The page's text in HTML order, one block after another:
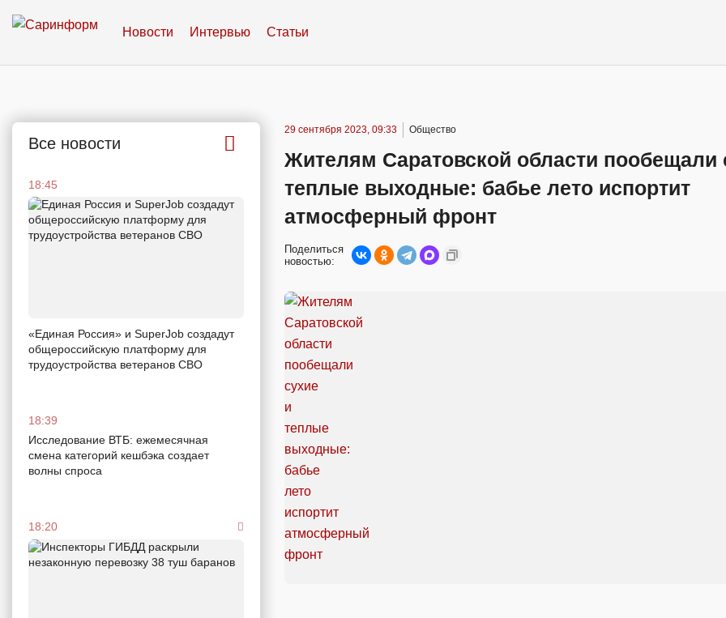
Новости Интервью Статьи
Все новости
18:45
«Единая Россия» и SuperJob создадут
общероссийскую платформу для
трудоустройства ветеранов СВО
18:39
Исследование ВТБ: ежемесячная
смена категорий кешбэка создает
волны спроса
18:20
29 сентября 2023, 09:33 Общество
Жителям Саратовской области пообещали
теплые выходные: бабье лето испортит
атмосферный фронт
Поделиться
новостью: